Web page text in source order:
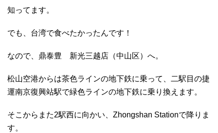
知ってます。
でも、台湾で食べたかったんです！
なので、鼎泰豊 新光三越店（中山区）へ。
松山空港からは茶色ラインの地下鉄に乗って、二駅目の捷
運南京復興站駅で緑色ラインの地下鉄に乗り換えます。
そこからまた2駅西に向かい、Zhongshan Stationで降りま
す。